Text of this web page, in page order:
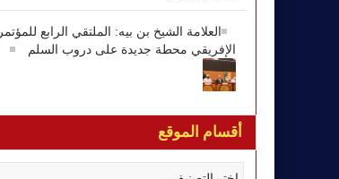
العلامة الشيخ بن بيه: الملتقي الرابع للمؤتمر
الإفريقي محطة جديدة على دروب السلم
أقسام الموقع